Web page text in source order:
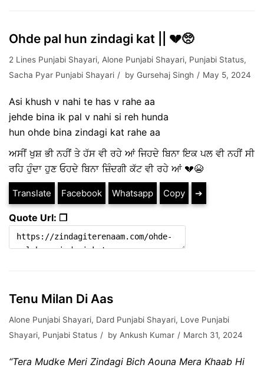
Ohde pal hun zindagi kat || 💔🥺
2 Lines Punjabi Shayari, Alone Punjabi Shayari, Punjabi Status,
Sacha Pyar Punjabi Shayari
by Gursehaj Singh May 5, 2024
Asi khush v nahi te has v rahe aa
jehde bina ik pal v nahi si reh hunda
hun ohde bina zindagi kat rahe aa
ਅਸੀਂ ਖੁਸ਼ ਭੀ ਨਹੀਂ ਤੇ ਹੱਸ ਵੀ ਰਹੇ ਆਂ ਜਿਹਦੇ ਬਿਨਾ ਇਕ ਪਲ ਵੀ ਨਹੀਂ ਸੀ
ਰਹਿ ਹੁੰਦਾ ਹੁਣ ਓਹਦੇ ਬਿਨਾ ਜ਼ਿੰਦਗੀ ਕੱਟ ਵੀ ਰਹੇ ਆਂ 💔😭
Translate Facebook Whatsapp Copy ➔
Quote Url: ❐
Tenu Milan Di Aas
Alone Punjabi Shayari, Dard Punjabi Shayari, Love Punjabi
Shayari, Punjabi Status by Ankush Kumar March 31, 2024
“Tera Mudke Meri Zindagi Bich Aouna Mera Khaab Hi